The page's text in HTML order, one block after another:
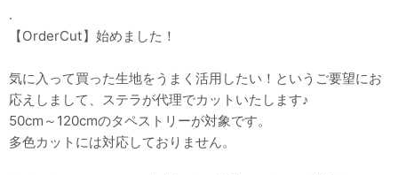
.
【OrderCut】始めました！
気に入って買った生地をうまく活用したい！というご要望にお
応えしまして、ステラが代理でカットいたします♪
50cm～120cmのタペストリーが対象です。
多色カットには対応しておりません。